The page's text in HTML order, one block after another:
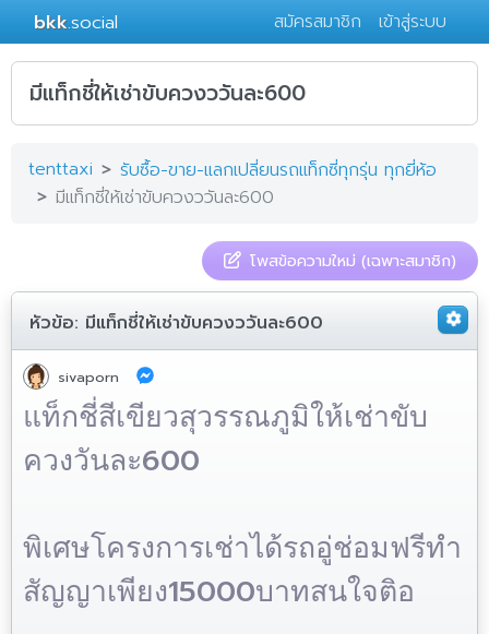
bkk.social สมัครสมาชิก เข้าสู่ระบบ
มีแท็กชี่ให้เช่าขับควงววันละ600
tenttaxi
รับซื้อ-ขาย-แลกเปลี่ยนรถแท็กซี่ทุกรุ่น ทุกยี่ห้อ
มีแท็กชี่ให้เช่าขับควงววันละ600
โพสข้อความใหม่ (เฉพาะสมาชิก)
หัวข้อ: มีแท็กชี่ให้เช่าขับควงววันละ600
sivaporn
แท็กชี่สีเขียวสุวรรณภูมิให้เช่าขับ
ควงวันละ600
พิเศษโครงการเช่าได้รถอู่ช่อมฟรีทำ
สัญญาเพียง15000บาทสนใจติอ